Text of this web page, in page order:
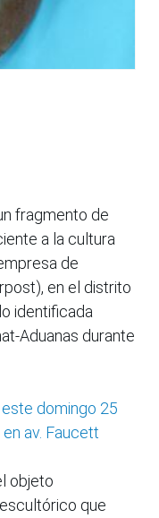
fragmento de
a la cultura
de
en el distrito
identificada
Aduanas durante
domingo 25
av. Faucett
objeto
que